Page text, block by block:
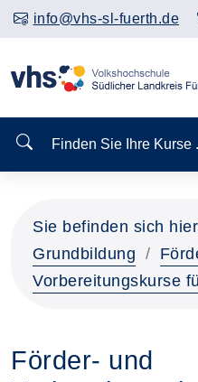
info@vhs-sl-fuerth.de
Finden Sie Ihre Kurse
Sie befinden sich
Grundbildung
Vorbereitungskurse
Förder- und